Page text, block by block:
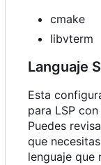
cmake
libvterm
Languaje
Esta
para LSP
Puedes
que
lenguaje que